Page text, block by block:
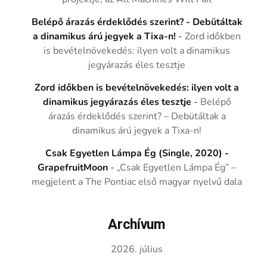
Belépő árazás érdeklődés szerint? - Debütáltak
a dinamikus árú jegyek a Tixa-n! -Zord időkben
is bevételnövekedés: ilyen volt a dinamikus
jegyárazás éles tesztje
Zord időkben is bevételnövekedés: ilyen volt a
dinamikus jegyárazás éles tesztje - Belépő
árazás érdeklődés szerint? – Debütáltak a
dinamikus árú jegyek a Tixa-n!
Csak Egyetlen Lámpa Ég (Single, 2020) -
GrapefruitMoon - „Csak Egyetlen Lámpa Ég” –
megjelent a The Pontiac első magyar nyelvű dala
Archívum
2026. július